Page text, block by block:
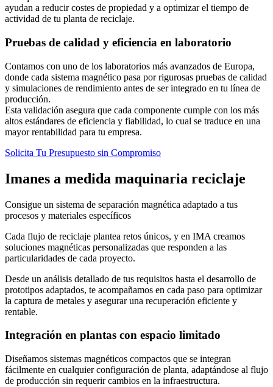
ayudan a reducir costes de propiedad y a optimizar el tiempo de
actividad de tu planta de reciclaje.
Pruebas de calidad y eficiencia en laboratorio
Contamos con uno de los laboratorios más avanzados de Europa,
donde cada sistema magnético pasa por rigurosas pruebas de calidad
y simulaciones de rendimiento antes de ser integrado en tu línea de
producción.
Esta validación asegura que cada componente cumple con los más
altos estándares de eficiencia y fiabilidad, lo cual se traduce en una
mayor rentabilidad para tu empresa.
Solicita Tu Presupuesto sin Compromiso
Imanes a medida maquinaria reciclaje
Consigue un sistema de separación magnética adaptado a tus
procesos y materiales específicos
Cada flujo de reciclaje plantea retos únicos, y en IMA creamos
soluciones magnéticas personalizadas que responden a las
particularidades de cada proyecto.
Desde un análisis detallado de tus requisitos hasta el desarrollo de
prototipos adaptados, te acompañamos en cada paso para optimizar
la captura de metales y asegurar una recuperación eficiente y
rentable.
Integración en plantas con espacio limitado
Diseñamos sistemas magnéticos compactos que se integran
fácilmente en cualquier configuración de planta, adaptándose al flujo
de producción sin requerir cambios en la infraestructura.